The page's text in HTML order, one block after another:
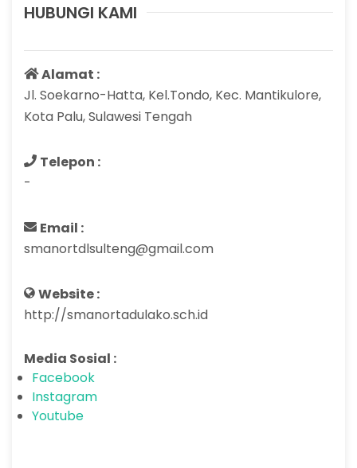
HUBUNGI KAMI
Alamat :
Jl. Soekarno-Hatta, Kel.Tondo, Kec. Mantikulore,
Kota Palu, Sulawesi Tengah
Telepon :
-
Email :
smanortdlsulteng@gmail.com
Website :
http://smanortadulako.sch.id
Media Sosial :
Facebook
Instagram
Youtube